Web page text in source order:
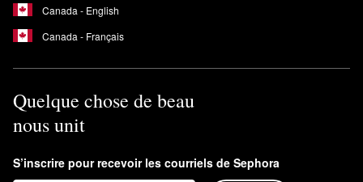
Canada - English
Canada - Français
Quelque chose de beau
nous unit
S’inscrire pour recevoir les courriels de Sephora